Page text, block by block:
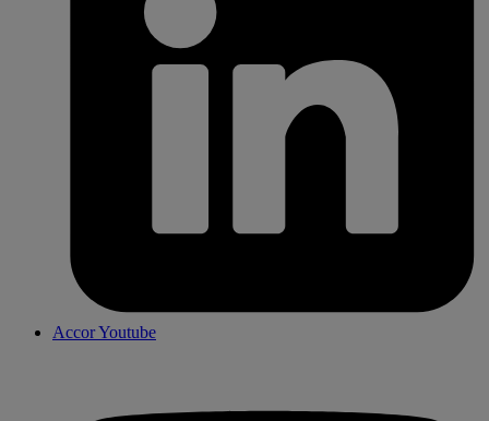
Accor Youtube